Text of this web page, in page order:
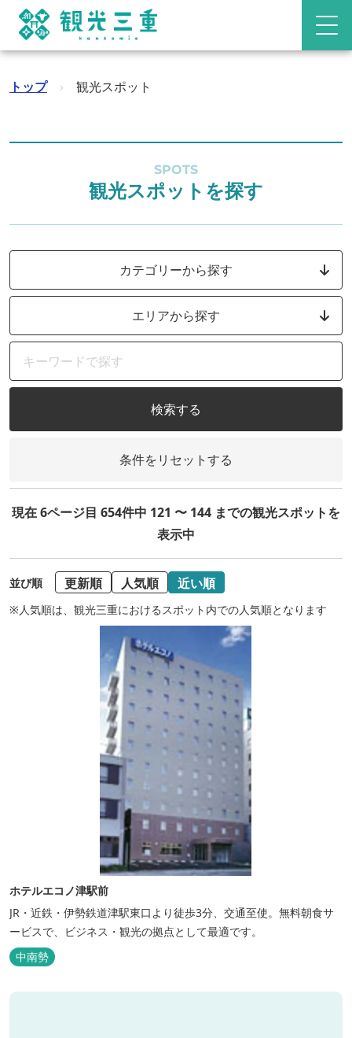
トップ › 観光スポット
SPOTS
観光スポットを探す
カテゴリーから探す
エリアから探す
検索する
条件をリセットする
現在 6ページ目 654件中 121 〜 144 までの観光スポットを
表示中
並び順 更新順 人気順 近い順
※人気順は、観光三重におけるスポット内での人気順となります
ホテルエコノ津駅前
JR・近鉄・伊勢鉄道津駅東口より徒歩3分、交通至使。無料朝食サ
ービスで、ビジネス・観光の拠点として最適です。
中南勢